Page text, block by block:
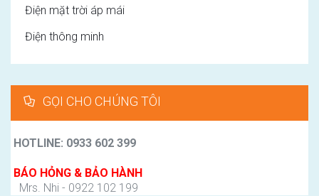
Điện mặt trời áp mái
Điện thông minh
GỌI CHO CHÚNG TÔI
HOTLINE: 0933 602 399
BÁO HỎNG & BẢO HÀNH
Mrs. Nhi - 0922 102 199